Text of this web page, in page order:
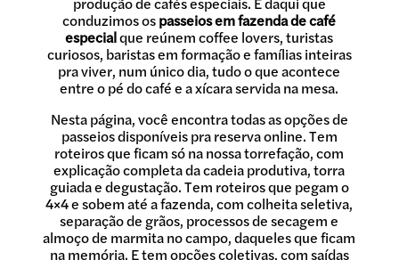
conduzimos ospasseios em fazenda de café
especialque reúnem coffee lovers, turistas
curiosos, baristas em formação e famílias inteiras
pra viver, num único dia, tudo o que acontece
entre o pé do café e a xícara servida na mesa.
Nesta página, você encontra todas as opções de
passeios disponíveis pra reserva online. Tem
roteiros que ficam só na nossa torrefação, com
explicação completa da cadeia produtiva, torra
guiada e degustação. Tem roteiros que pegam o
4×4 e sobem até a fazenda, com colheita seletiva,
separação de grãos, processos de secagem e
almoço de marmita no campo, daqueles que ficam
na memória. E tem opções coletivas, com saídas